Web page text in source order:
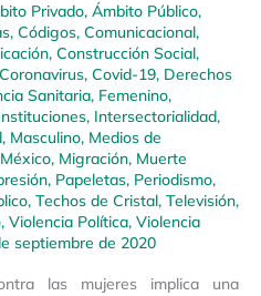
Privado, Ámbito Público,
, Códigos, Comunicacional,
, Construcción Social,
Coronavirus, Covid-19, Derechos
Sanitaria, Femenino,
, Intersectorialidad,
, Masculino, Medios de
México, Migración, Muerte
, Papeletas, Periodismo,
, Techos de Cristal, Televisión,
, Violencia Política, Violencia
septiembre de 2020
las mujeres implica una